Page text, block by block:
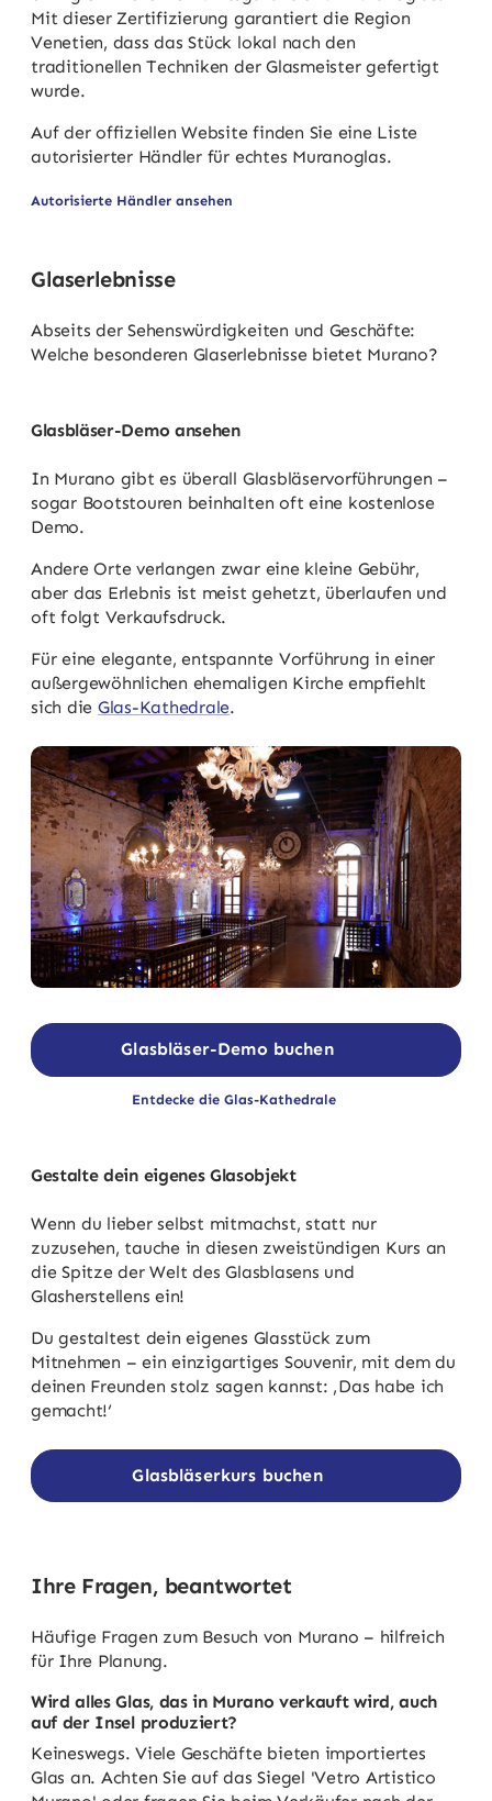
Mit dieser Zertifizierung garantiert die Region
Venetien, dass das Stück lokal nach den
traditionellen Techniken der Glasmeister gefertigt
wurde.
Auf der offiziellen Website finden Sie eine Liste
autorisierter Händler für echtes Muranoglas.
Autorisierte Händler ansehen
Glaserlebnisse
Abseits der Sehenswürdigkeiten und Geschäfte:
Welche besonderen Glaserlebnisse bietet Murano?
Glasbläser-Demo ansehen
In Murano gibt es überall Glasbläservorführungen –
sogar Bootstouren beinhalten oft eine kostenlose
Demo.
Andere Orte verlangen zwar eine kleine Gebühr,
aber das Erlebnis ist meist gehetzt, überlaufen und
oft folgt Verkaufsdruck.
Für eine elegante, entspannte Vorführung in einer
außergewöhnlichen ehemaligen Kirche empfiehlt
sich die Glas-Kathedrale.
Glasbläser-Demo buchen
Entdecke die Glas-Kathedrale
Gestalte dein eigenes Glasobjekt
Wenn du lieber selbst mitmachst, statt nur
zuzusehen, tauche in diesen zweistündigen Kurs an
die Spitze der Welt des Glasblasens und
Glasherstellens ein!
Du gestaltest dein eigenes Glasstück zum
Mitnehmen – ein einzigartiges Souvenir, mit dem du
deinen Freunden stolz sagen kannst: ‚Das habe ich
gemacht!‘
Glasbläserkurs buchen
Ihre Fragen, beantwortet
Häufige Fragen zum Besuch von Murano – hilfreich
für Ihre Planung.
Wird alles Glas, das in Murano verkauft wird, auch
auf der Insel produziert?
Keineswegs. Viele Geschäfte bieten importiertes
Glas an. Achten Sie auf das Siegel 'Vetro Artistico